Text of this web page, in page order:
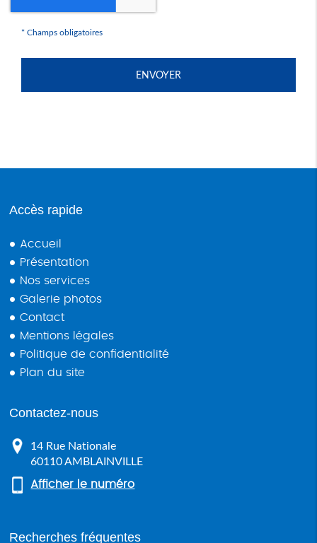
* Champs obligatoires
Accès rapide
Accueil
Présentation
Nos services
Galerie photos
Contact
Mentions légales
Politique de confidentialité
Plan du site
Contactez-nous
14 Rue Nationale
60110AMBLAINVILLE
Afficher le numéro
Recherches fréquentes